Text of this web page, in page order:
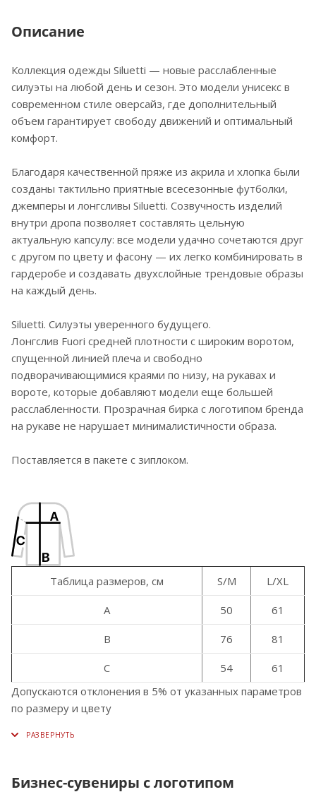
Описание
Коллекция одежды Siluetti — новые расслабленные
силуэты на любой день и сезон. Это модели унисекс в
современном стиле оверсайз, где дополнительный
объем гарантирует свободу движений и оптимальный
комфорт.
Благодаря качественной пряже из акрила и хлопка были
созданы тактильно приятные всесезонные футболки,
джемперы и лонгсливы Siluetti. Созвучность изделий
внутри дропа позволяет составлять цельную
актуальную капсулу: все модели удачно сочетаются друг
с другом по цвету и фасону — их легко комбинировать в
гардеробе и создавать двухслойные трендовые образы
на каждый день.
Siluetti. Силуэты уверенного будущего.
Лонгслив Fuori средней плотности с широким воротом,
спущенной линией плеча и свободно
подворачивающимися краями по низу, на рукавах и
вороте, которые добавляют модели еще большей
расслабленности. Прозрачная бирка с логотипом бренда
на рукаве не нарушает минималистичности образа.
Поставляется в пакете с зиплоком.
Таблица размеров, см S/M L/XL
A 50 61
B 76 81
C 54
61
Допускаются отклонения в 5% от указанных параметров
по размеру и цвету
Бизнес-сувениры с логотипом